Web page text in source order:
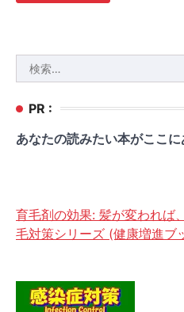
索:
PR :
あなたの読みたい本がここに
育毛剤の効果: 髪が変われば
毛対策シリーズ (健康増進ブ